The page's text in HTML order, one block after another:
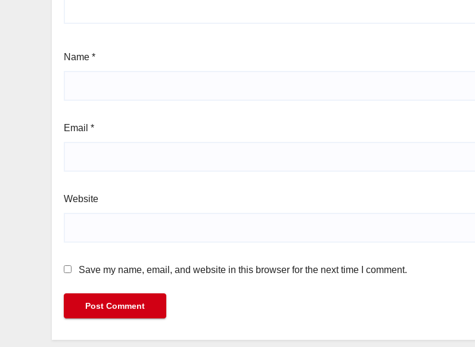
Name *
Email *
Website
Save my name, email, and website in this browser for the next time I comment.